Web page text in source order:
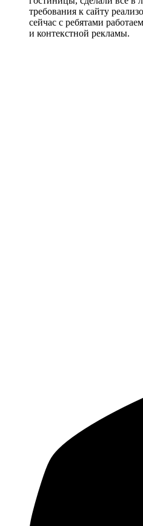
требования к сайту
сейчас с ребятами
и контекстной рекламы.